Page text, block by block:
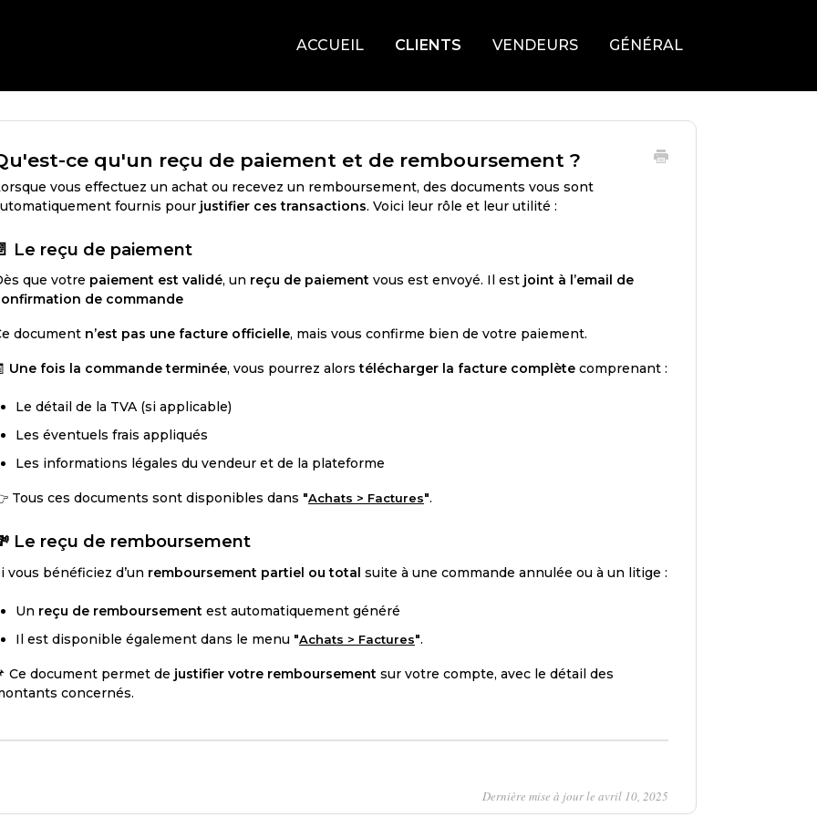
ACCUEIL CLIENTS VENDEURS GÉNÉRAL
ce qu'un reçu de paiement et de remboursement ?
vous effectuez un achat ou recevez un remboursement, des documents vous sont
fournis pour justifier ces transactions. Voici leur rôle et leur utilité :
Le reçu de paiement
que votre paiement est validé, un reçu de paiementvous est envoyé. Il est joint à l’email de
de commande
document n’est pas une facture officielle, mais vous confirme bien de votre paiement.
Une fois la commande terminée, vous pourrez alorstélécharger la facture complètecomprenant :
Le détail de la TVA (si applicable)
Les éventuels frais appliqués
Les informations légales du vendeur et de la plateforme
Tous ces documents sont disponibles dans "Achats > Factures".
Le reçu de remboursement
vous bénéficiez d’un remboursement partiel ou total suite à une commande annulée ou à un litige :
Un reçu de remboursementest automatiquement généré
Il est disponible également dans le menu "Achats > Factures".
Ce document permet de justifier votre remboursement sur votre compte, avec le détail des
concernés.
Dernière mise à jour le avril 10, 2025